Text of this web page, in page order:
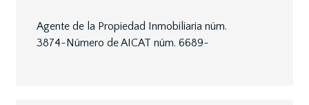
Agente de la Propiedad Inmobiliaria núm.
3874~Número de AICAT núm. 6689~